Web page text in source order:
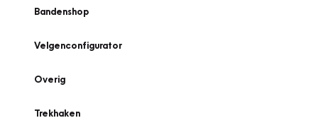
Bandenshop
Velgenconfigurator
Overig
Trekhaken